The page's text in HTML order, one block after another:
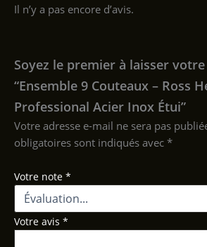
Il n’y a pas encore d’avis.
Soyez le premier à laisser
“Ensemble 9 Couteaux – Ross
Professional Acier Inox Étui”
Votre adresse e-mail ne sera pas
obligatoires sont indiqués avec *
Votre note *
Votre avis *